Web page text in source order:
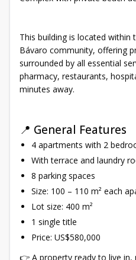
This building is located within
Bávaro community, offering
surrounded by all essential
pharmacy, restaurants,
minutes away.
📍 General Features
4 apartments with 2
With terrace and laundry
8 parking spaces
Size: 100 – 110 m² each
Lot size: 400 m²
1 single title
Price: US$580,000
👉 A property ready to live